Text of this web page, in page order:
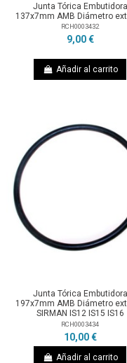
Junta Tórica Embutidora
137x7mm AMB Diámetro
RCH0003432
9,00 €
Añadir al carrito
Junta Tórica Embutidora
197x7mm AMB Diámetro
SIRMAN IS12 IS15 IS16
RCH0003434
10,00 €
Añadir al carrito